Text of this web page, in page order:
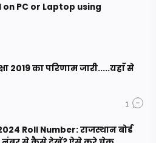
on PC or Laptop using
2019 का परिणाम जारी.....यहाँ से
Roll Number: राजस्थान बोर्ड